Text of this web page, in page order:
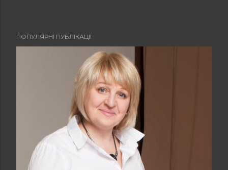
ПОПУЛЯРНІ ПУБЛІКАЦІЇ